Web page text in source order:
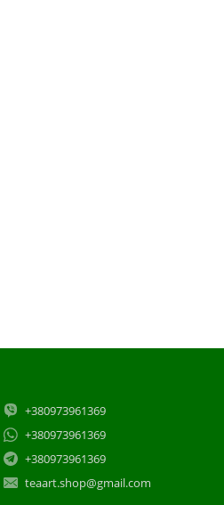
+380973961369
+380973961369
+380973961369
teaart.shop@gmail.com